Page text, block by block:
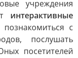
учреждения
интерактивные
с
послушать
посетителей